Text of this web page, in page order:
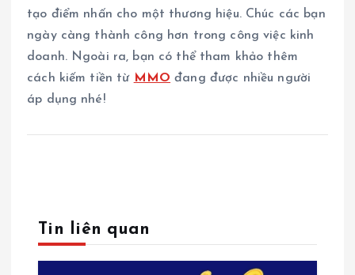
tạo điểm nhấn cho một thương hiệu. Chúc các bạn
ngày càng thành công hơn trong công việc kinh
doanh. Ngoài ra, bạn có thể tham khảo thêm
cách kiếm tiền từ MMO đang được nhiều người
áp dụng nhé!
Tin liên quan